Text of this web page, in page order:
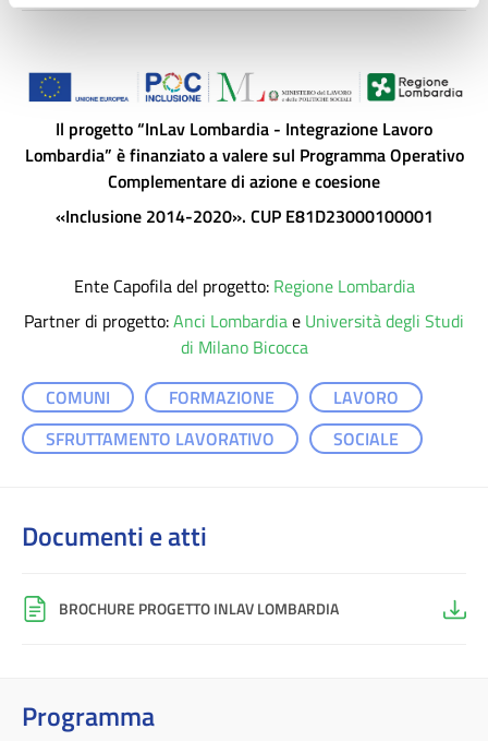
Il progetto “InLav Lombardia - Integrazione Lavoro
Lombardia” è finanziato a valere sul Programma Operativo
Complementare di azione e coesione
«Inclusione 2014-2020». CUP E81D23000100001
Ente Capofila del progetto: Regione Lombardia
Partner di progetto:Anci Lombardiae Università degli Studi
di Milano Bicocca
COMUNI
FORMAZIONE
LAVORO
SFRUTTAMENTO LAVORATIVO
SOCIALE
Documenti e atti
BROCHURE PROGETTO INLAV LOMBARDIA
Programma